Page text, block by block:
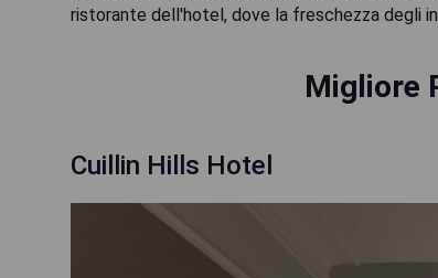
ristorante dell'hotel, dove la freschezza degli
Migliore
Cuillin Hills Hotel